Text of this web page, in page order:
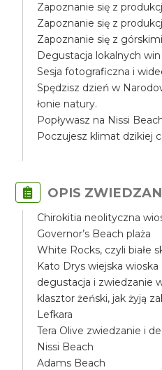
Zapoznanie się z
Zapoznanie się z
Zapoznanie się z
Degustacja lokalnych
Sesja fotograficzna i
Spędzisz dzień w
łonie natury.
Popływasz na Nissi
Poczujesz klimat dzikiej
OPIS
Chirokitia neolityczna
Governor’s Beach plaża
White Rocks, czyli białe
Kato Drys wiejska
degustacja i zwiedzanie
klasztor żeński, jak żyją
Lefkara
Tera Olive zwiedzanie i
Nissi Beach
Adams Beach